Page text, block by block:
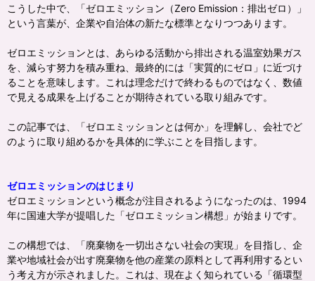
こうした中で、「ゼロエミッション（Zero Emission：排出ゼロ）」
という言葉が、企業や自治体の新たな標準となりつつあります。
ゼロエミッションとは、あらゆる活動から排出される温室効果ガス
を、減らす努力を積み重ね、最終的には「実質的にゼロ」に近づけ
ることを意味します。これは理念だけで終わるものではなく、数値
で見える成果を上げることが期待されている取り組みです。
この記事では、「ゼロエミッションとは何か」を理解し、会社でど
のように取り組めるかを具体的に学ぶことを目指します。
ゼロエミッションのはじまり
ゼロエミッションという概念が注目されるようになったのは、1994
年に国連大学が提唱した「ゼロエミッション構想」が始まりです。
この構想では、「廃棄物を一切出さない社会の実現」を目指し、企
業や地域社会が出す廃棄物を他の産業の原料として再利用するとい
う考え方が示されました。これは、現在よく知られている「循環型